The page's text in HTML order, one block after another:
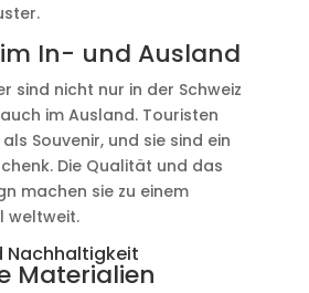
In- und Ausland
sind nicht nur in der Schweiz
im Ausland. Touristen
Souvenir, und sie sind ein
Die Qualität und das
machen sie zu einem
weltweit.
Nachhaltigkeit
Materialien